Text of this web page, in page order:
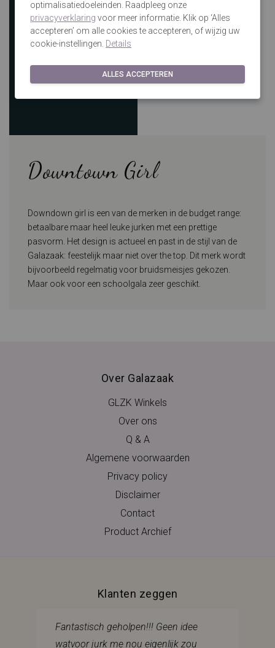
Downtown Girl
Downdown girl is een van de merken in de budget range:
betaalbare maar heel leuke jurken met een prettige
pasvorm. Het design is actueel en past in de stijl van de
Galazaak: feestelijk maar niet over the top. Dit merk wordt
bijvoorbeeld regelmatig voor bruidsmeisjes gekozen.
Maar ook voor een schoolgala zeer geschikt.
Over Galazaak
GLZK Winkels
Over ons
Q & A
Algemene voorwaarden
Privacy policy
Disclaimer
Contact
Product Archief
Klanten zeggen
Fantastisch geholpen!!! Geen idee
watvoor jurk me nou eigenlijk zou
optimalisatiedoeleinden. Raadpleeg onze
privacyverklaring voor meer informatie. Klik op ‘Alles
accepteren’ om alle cookies te accepteren, of wijzig uw
cookie-instellingen. Details
ALLES ACCEPTEREN